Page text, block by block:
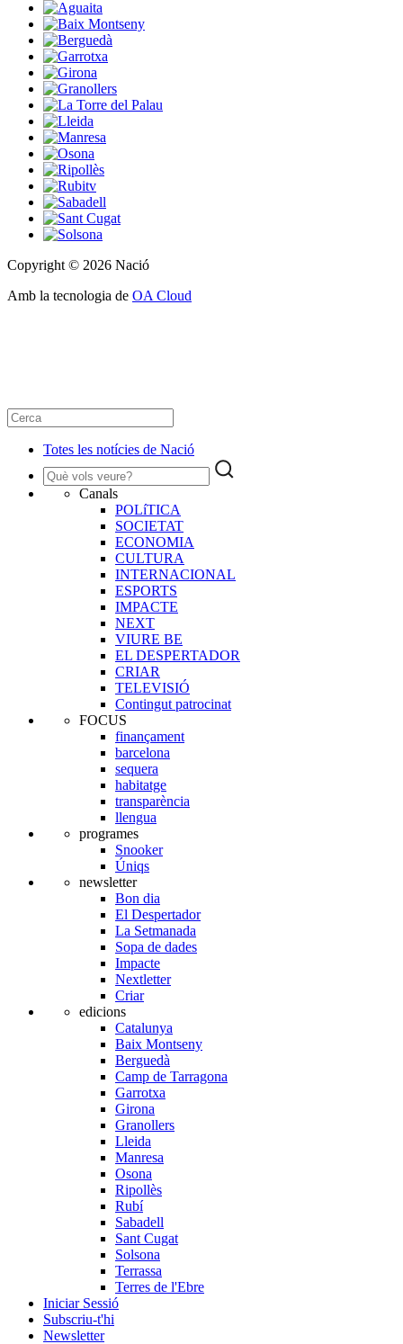
Copyright © 2026 Nació
Amb la tecnologia de OA Cloud
Totes les notícies de Nació
Canals
POLíTICA
SOCIETAT
ECONOMIA
CULTURA
INTERNACIONAL
ESPORTS
IMPACTE
NEXT
VIURE BE
EL DESPERTADOR
CRIAR
TELEVISIÓ
Contingut patrocinat
FOCUS
finançament
barcelona
sequera
habitatge
transparència
llengua
programes
Snooker
Úniqs
newsletter
Bon dia
El Despertador
La Setmanada
Sopa de dades
Impacte
Nextletter
Criar
edicions
Catalunya
Baix Montseny
Berguedà
Camp de Tarragona
Garrotxa
Girona
Granollers
Lleida
Manresa
Osona
Ripollès
Rubí
Sabadell
Sant Cugat
Solsona
Terrassa
Terres de l'Ebre
Iniciar Sessió
Subscriu-t'hi
Newsletter